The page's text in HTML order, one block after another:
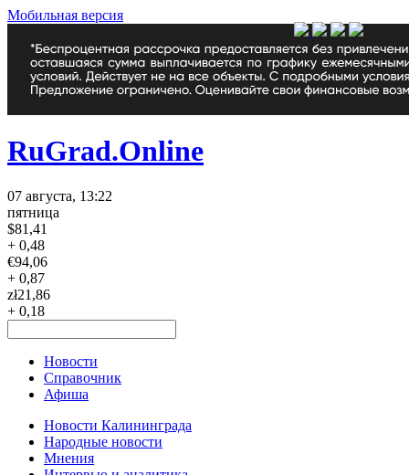
Мобильная версия
RuGrad.Online
07 августа, 13:22
пятница
$81,41
+ 0,48
€94,06
+ 0,87
zł21,86
+ 0,18
Новости
Справочник
Афиша
Новости Калининграда
Народные новости
Мнения